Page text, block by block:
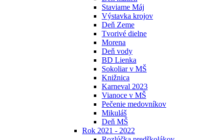
Staviame Máj
Výstavka krojov
Deň Zeme
Tvorivé dielne
Morena
Deň vody
BD Lienka
Sokoliar v MŠ
Knižnica
Karneval 2023
Vianoce v MŠ
Pečenie medovníkov
Mikuláš
Deň MŠ
Rok 2021 - 2022